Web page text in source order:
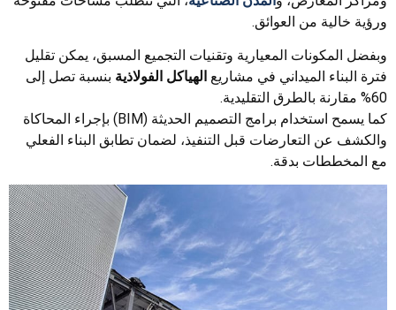
ورؤية خالية من العوائق.
وبفضل المكونات المعيارية وتقنيات التجميع المسبق، يمكن تقليل
فترة البناء الميداني في مشاريع الهياكل الفولاذية بنسبة تصل إلى
60% مقارنة بالطرق التقليدية.
كما يسمح استخدام برامج التصميم الحديثة (BIM) بإجراء المحاكاة
والكشف عن التعارضات قبل التنفيذ، لضمان تطابق البناء الفعلي
مع المخططات بدقة.